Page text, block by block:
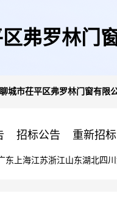
弗罗林门
聊城市茌平区弗罗林门窗有限
招标公告 重新招标
东 上海江苏浙江山东湖北四川